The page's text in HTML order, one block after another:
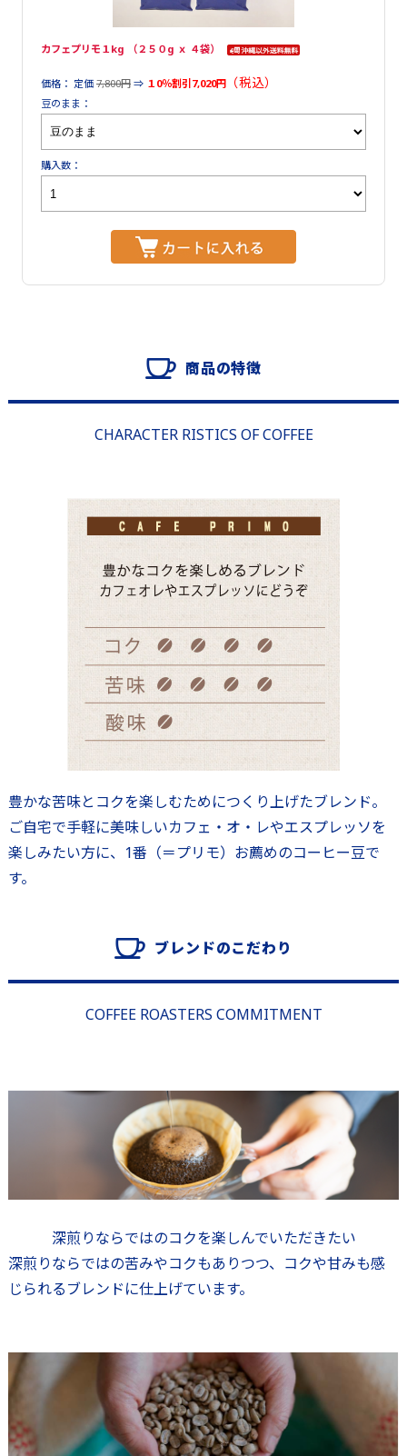
カフェプリモ１kg （２５０g ｘ ４袋）
価格： 定価 7,800円 ⇒ １0％割引7,020円 （税込）
豆のまま：
購入数：
商品の特徴
CHARACTER RISTICS OF COFFEE
豊かな苦味とコクを楽しむためにつくり上げたブレンド。
ご自宅で手軽に美味しいカフェ・オ・レやエスプレッソを
楽しみたい方に、1番（＝プリモ）お薦めのコーヒー豆で
す。
ブレンドのこだわり
COFFEE ROASTERS COMMITMENT
深煎りならではのコクを楽しんでいただきたい
深煎りならではの苦みやコクもありつつ、コクや甘みも感
じられるブレンドに仕上げています。